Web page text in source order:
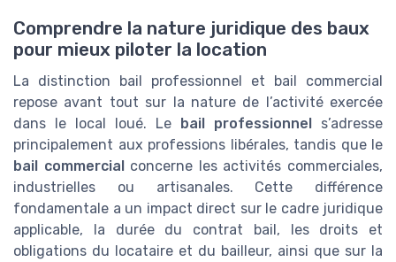
Comprendre la nature juridique des baux
pour mieux piloter la location
La distinction bail professionnel et bail commercial
repose avant tout sur la nature de l’activité exercée
dans le local loué. Le bail professionnel s’adresse
principalement aux professions libérales, tandis que le
bail commercialconcerne les activités commerciales,
industrielles ou artisanales. Cette différence
fondamentale a un impact direct sur le cadre juridique
applicable, la durée du contrat bail, les droits et
obligations du locataire et du bailleur, ainsi que sur la